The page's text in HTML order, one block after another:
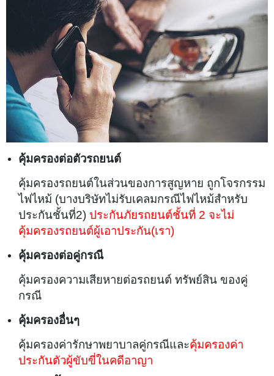
คุ้มครองต่อตัวรถยนต์
คุ้มครองรถยนต์ในส่วนของการสูญหาย ถูกโจรกรรม
ไฟไหม้ (บางบริษัทไม่รับเคลมกรณีไฟไหม้สำหรับ
ประกันชั้นที่2) ประกันภัยรถยนต์ชั้นที่ 2 จะไม่
คุ้มครองรถยนต์ผู้เอาประกัน(เรา)
คุ้มครองต่อคู่กรณี
คุ้มครองความเสียหายต่อรถยนต์ ทรัพย์สิน ของคู่
กรณี
คุ้มครองอื่นๆ
คุ้มครองค่ารักษาพยาบาลคู่กรณีและคุ้มครองค่า
ประกันตัวผู้ขับขี่ในคดีอาญา